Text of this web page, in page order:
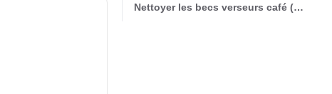
Nettoyer les becs verseurs café (A7)